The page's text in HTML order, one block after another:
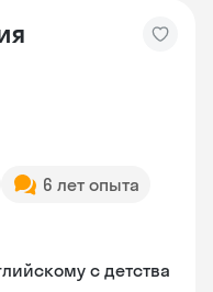
6 лет опыта
с детства